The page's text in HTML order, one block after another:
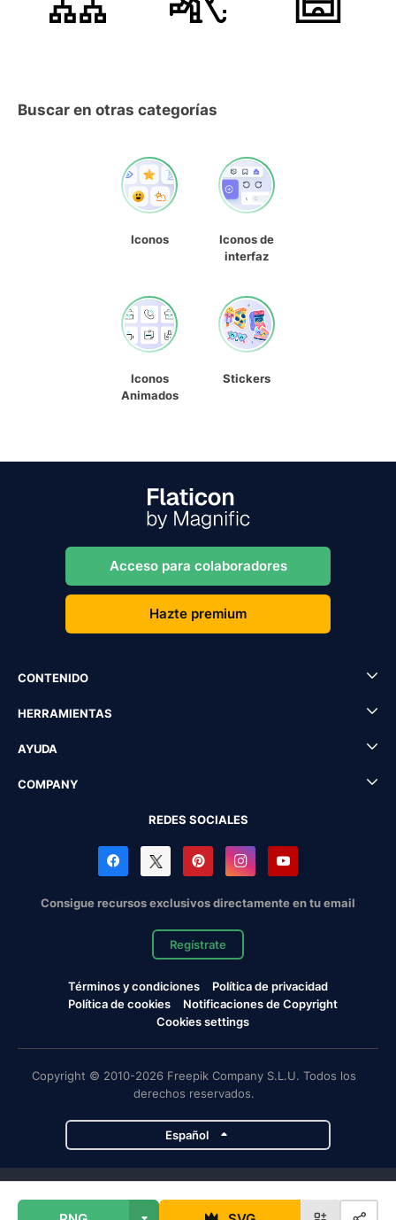
Buscar en otras categorías
Iconos
Iconos de
interfaz
Iconos
Animados
Stickers
Acceso para colaboradores
Hazte premium
CONTENIDO
HERRAMIENTAS
AYUDA
COMPANY
REDES SOCIALES
Consigue recursos exclusivos directamente en tu email
Regístrate
Términos y condiciones
Política de privacidad
Política de cookies
Notificaciones de Copyright
Cookies settings
Copyright © 2010-2026 Freepik Company S.L.U. Todos los
derechos reservados.
Español